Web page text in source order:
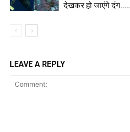
देखकर हो जाएंगे दंग…..
LEAVE A REPLY